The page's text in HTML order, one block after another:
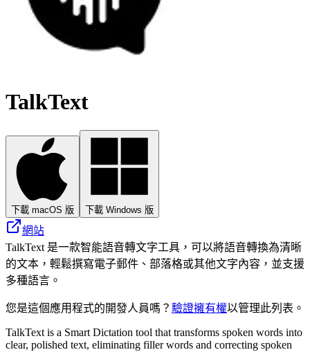
TalkText
下載 macOS 版 下載 Windows 版
網站
TalkText 是一款智能語音轉文字工具，可以將語音轉換為清晰
的文本，輕鬆撰寫電子郵件、部落格或其他文字內容，並支援
多種語言。
您是這個應用程式的開發人員嗎？ 驗證擁有權以管理此列表。
TalkText is a Smart Dictation tool that transforms spoken words into
clear, polished text, eliminating filler words and correcting spoken